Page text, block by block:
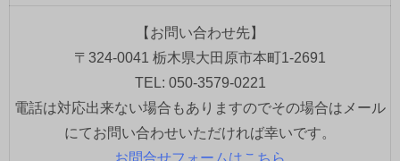
【お問い合わせ先】
〒324-0041 栃木県大田原市本町1-2691
TEL: 050-3579-0221
電話は対応出来ない場合もありますのでその場合はメール
にてお問い合わせいただければ幸いです。